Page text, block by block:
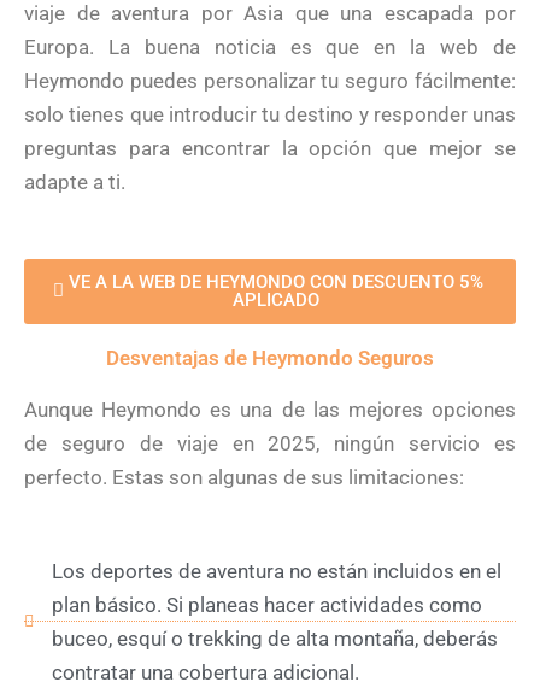
viaje de aventura por Asia que una escapada por
Europa. La buena noticia es que en la web de
Heymondo puedes personalizar tu seguro fácilmente:
solo tienes que introducir tu destino y responder unas
preguntas para encontrar la opción que mejor se
adapte a ti.
VE A LA WEB DE HEYMONDO CON DESCUENTO 5%
APLICADO
Desventajas de Heymondo Seguros
Aunque Heymondo es una de las mejores opciones
de seguro de viaje en 2025, ningún servicio es
perfecto. Estas son algunas de sus limitaciones:
Los deportes de aventura no están incluidos en el
plan básico. Si planeas hacer actividades como
buceo, esquí o trekking de alta montaña, deberás
contratar una cobertura adicional.